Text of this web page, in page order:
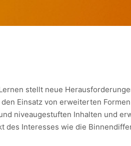
stellt neue
Einsatz von erweiterten
niveaugestuften Inhalten und
des Interesses wie die